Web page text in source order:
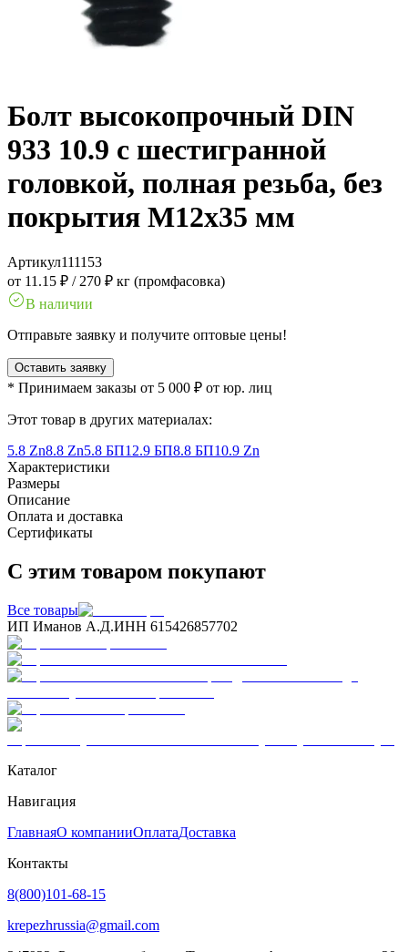
Болт высокопрочный DIN
933 10.9 с шестигранной
головкой, полная резьба, без
покрытия M12x35 мм
Артикул111153
от 11.15 ₽ / 270 ₽ кг (промфасовка)
В наличии
Отправьте заявку и получите оптовые цены!
Оставить заявку
* Принимаем заказы от 5 000 ₽ от юр. лиц
Этот товар в других материалах:
5.8 Zn8.8 Zn5.8 БП12.9 БП8.8 БП10.9 Zn
Характеристики
Размеры
Описание
Оплата и доставка
Сертификаты
С этим товаром покупают
Все товары
ИП Иманов А.Д.ИНН 615426857702
Каталог
Навигация
ГлавнаяО компанииОплатаДоставка
Контакты
8(800)101-68-15
krepezhrussia@gmail.com